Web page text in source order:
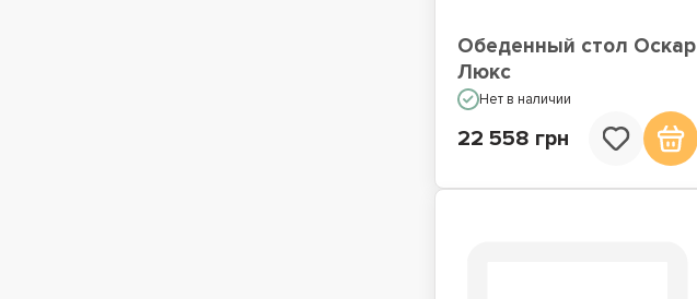
Обеденный стол Оскар
Люкс
Нет в наличии
22 558 грн